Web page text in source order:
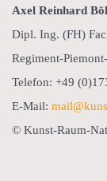
Axel Reinhard
Dipl. Ing. (FH)
Regiment-
Telefon: +49
E-Mail:
© Kunst-Raum-